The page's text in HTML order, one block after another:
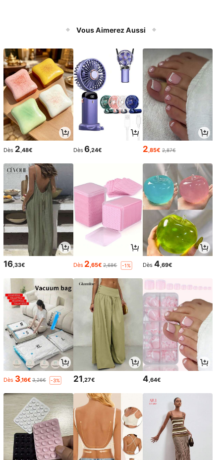
Vous Aimerez Aussi
Dès 2 ,48€ Dès 6 ,24€ 2 ,85€ 2,87€
16,33€ Dès 2,65€ 2,68€ -1% Dès 4,69€
Dès 3,16€ 3,26€ -3% 21,27€ 4,64€